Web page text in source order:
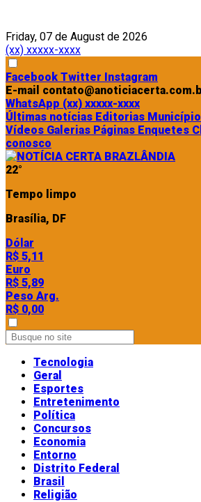
Friday, 07 de August de 2026
(xx) xxxxx-xxxx
Facebook Twitter Instagram
E-mail
WhatsApp (xx) xxxxx-xxxx
Últimas notícias Editorias
Vídeos Galerias Páginas Enquetes
conosco
22°
Tempo limpo
Brasília, DF
Dólar
R$ 5,11
Euro
R$ 5,89
Peso Arg.
R$ 0,00
Tecnologia
Geral
Esportes
Entretenimento
Política
Concursos
Economia
Entorno
Distrito Federal
Brasil
Religião